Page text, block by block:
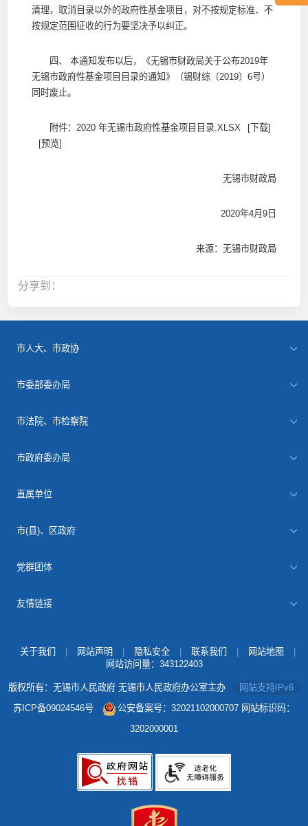
清理，取消目录以外的政府性基金项目，对不按规定标准、不
按规定范围征收的行为要坚决予以纠正。
四、 本通知发布以后，《无锡市财政局关于公布2019年
无锡市政府性基金项目目录的通知》（锡财综〔2019〕6号）
同时废止。
附件： 2020 年无锡市政府性基金项目目录.XLSX
[下载]
[预览]
无锡市财政局
2020年4月9日
来源：无锡市财政局
分享到：
市人大、市政协
市委部委办局
市法院、市检察院
市政府委办局
直属单位
市(县)、区政府
党群团体
友情链接
关于我们 网站声明 隐私安全 联系我们 网站地图
网站访问量： 343122403
版权所有：无锡市人民政府 无锡市人民政府办公室主办
网站支持IPv6
苏ICP备09024546号
公安备案号：32021102000707 网站标识码：
3202000001